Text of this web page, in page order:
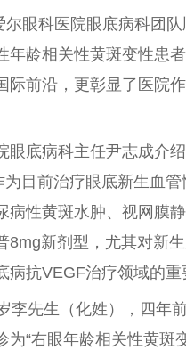
尔眼科医院眼底病科团
年龄相关性黄斑变性患
际前沿，更彰显了医院
眼底病科主任尹志成介
目前治疗眼底新生血
病性黄斑水肿、视网膜
8mg新剂型，尤其对新
抗VEGF治疗领域的重
李先生（化姓），四年
为“右眼年龄相关性黄